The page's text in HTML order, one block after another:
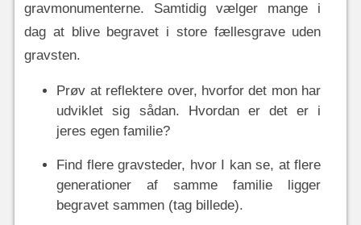
gravmonumenterne. Samtidig vælger mange i
dag at blive begravet i store fællesgrave uden
gravsten.
Prøv at reflektere over, hvorfor det mon har
udviklet sig sådan. Hvordan er det er i
jeres egen familie?
Find flere gravsteder, hvor I kan se, at flere
generationer af samme familie ligger
begravet sammen (tag billede).